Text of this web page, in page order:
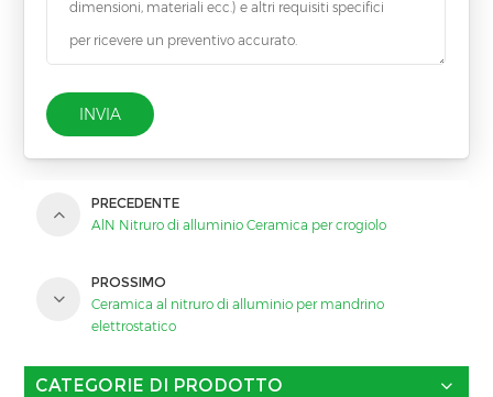
INVIA
PRECEDENTE
AlN Nitruro di alluminio Ceramica per crogiolo
PROSSIMO
Ceramica al nitruro di alluminio per mandrino
elettrostatico
CATEGORIE DI PRODOTTO